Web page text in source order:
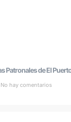
Patronales de El
No hay comentarios